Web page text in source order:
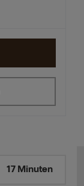
17 Minuten